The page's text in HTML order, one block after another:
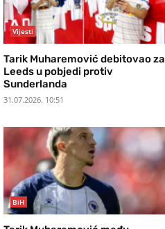
Vijesti
Tarik Muharemović debitovao za
Leeds u pobjedi protiv
Sunderlanda
31.07.2026. 10:51
BiH